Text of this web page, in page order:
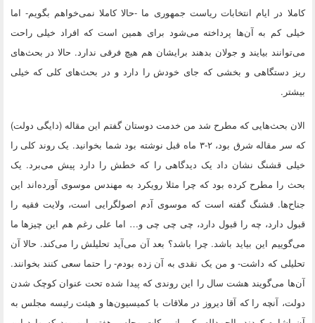
کاملا در ایام انتخابات ریاست جمهوری ما -حالا کاملا نمی‌خواهم بگویم- اما
خیلی کم به آن‌ها پرداخته می‌شود برای همین است که افراد خیلی راحت
می‌توانند بیایند و جولان بدهند برایشان هم هیچ فرقی ندارد. حالا در بحث‌های
ریز دستگاهی و بخشی که جای خودش را دارد و در بحث‌های کلی که خیلی
بیشتر.
الان بحث‌هایی که مطرح شد من خدمت دوستان گفتم این مقاله (دایگی دولت)
که سر مقاله شرق بود، ۲-۳ ماه قبل نوشته بود شما بخوانید. یک روند کلی را
خیلی قشنگ نشان داد یک دیدگاهی را که خطش را دارد پیش می‌برد. یک
بحث را مطرح کرده بود که چرا مثلا رویکرد به مهندس موسوی آورده‌اند این
جناح‌ها. قشنگ گفته است که موسوی آدم اصولگرایی است، ولایت فقیه را
قبول دارد، چه را قبول دارد، چی چی چی و… اما علی رغم هم این چیز‌ها ما
می‌گوییم این بیاید باشد. چرا باشد؟ بعد آن می‌آید تحلیلش را می‌کند. حالا آن
تحلیلی که داشت- و من یک نقدی به آن زده بودم- را حتما سعی کنند بخوانند.
آن‌ها می‌گویند هشت سال را این روندی که پیدا شده تحت عنوان کوچک شدن
دولت، آنچه را که آقا دیروز در ملاقات با کمیسیون‌ها و هیئت رئیسه مجلس به